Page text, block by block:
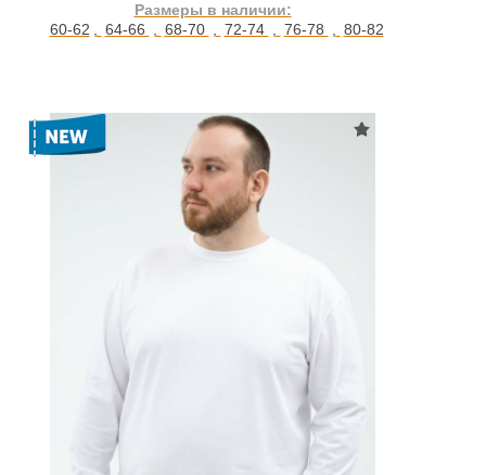
Размеры в наличии:
60-62 , 64-66 , 68-70 , 72-74 , 76-78 , 80-82